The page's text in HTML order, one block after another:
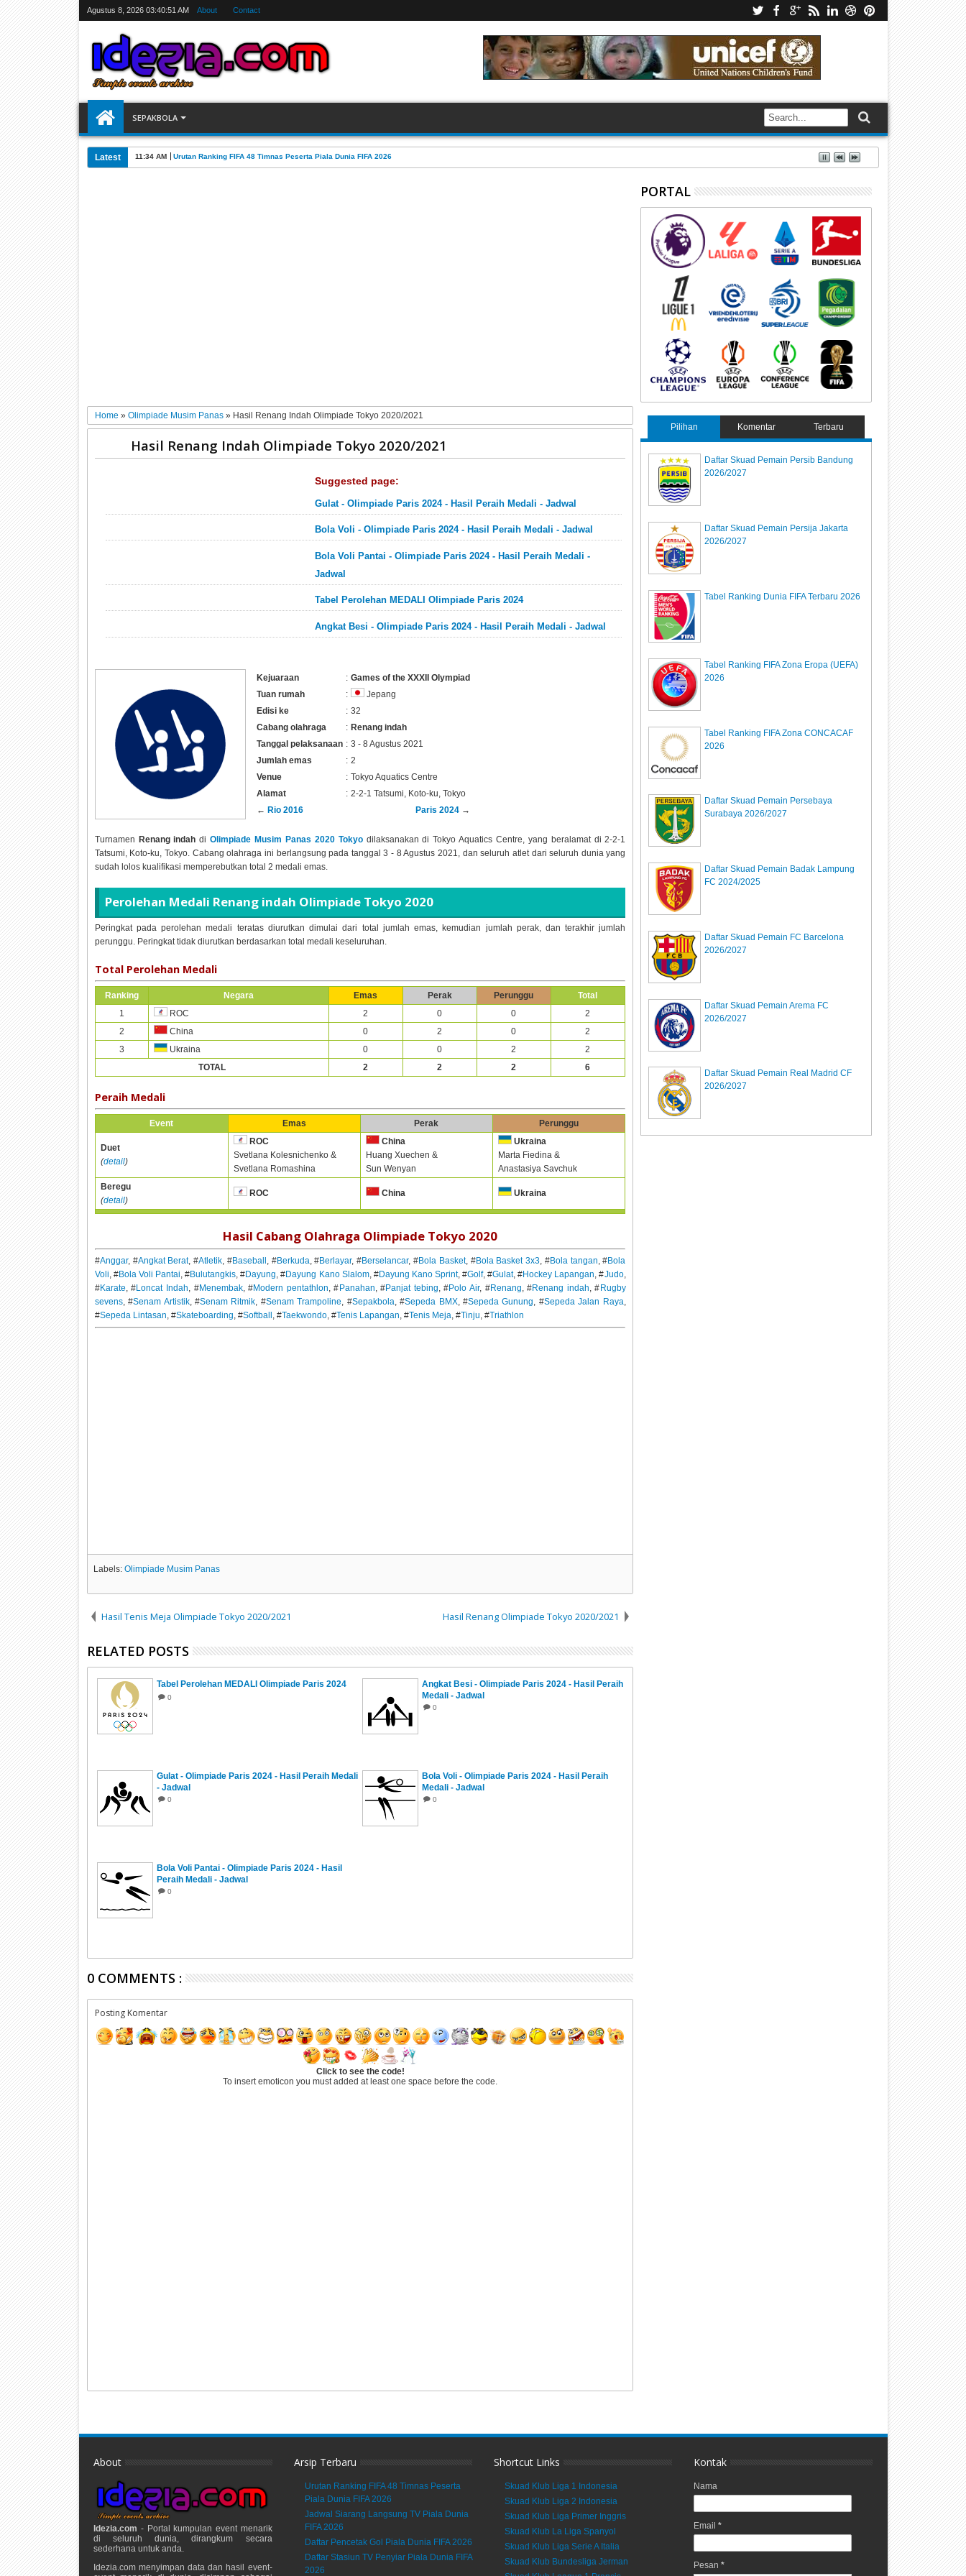
Agustus 8, 2026 03:40:52 AM About Contact
SEPAKBOLA
Latest 07:31 AM Jadwal Siarang Langsung TV Piala Dunia FIFA 2026
Home » Olimpiade Musim Panas » Hasil Renang Indah Olimpiade Tokyo 2020/2021
Hasil Renang Indah Olimpiade Tokyo 2020/2021
Suggested page:
Gulat - Olimpiade Paris 2024 - Hasil Peraih Medali - Jadwal
Bola Voli - Olimpiade Paris 2024 - Hasil Peraih Medali - Jadwal
Bola Voli Pantai - Olimpiade Paris 2024 - Hasil Peraih Medali -
Jadwal
Tabel Perolehan MEDALI Olimpiade Paris 2024
Angkat Besi - Olimpiade Paris 2024 - Hasil Peraih Medali - Jadwal
Kejuaraan : Games of the XXXII Olympiad
Tuan rumah
:
Jepang
Edisi ke
: 32
Cabang olahraga
: Renang indah
Tanggal pelaksanaan : 3 - 8 Agustus 2021
Jumlah emas
: 2
Venue
: Tokyo Aquatics Centre
Alamat
: 2-2-1 Tatsumi, Koto-ku, Tokyo
← Rio 2016 Paris 2024→
Turnamen Renang indah diOlimpiade Musim Panas 2020 Tokyodilaksanakan di Tokyo Aquatics Centre, yang beralamat di 2-2-1
Tatsumi, Koto-ku, Tokyo. Cabang olahraga ini berlangsung pada tanggal 3 - 8 Agustus 2021, dan seluruh atlet dari seluruh dunia yang
sudah lolos kualifikasi memperebutkan total 2 medali emas.
Perolehan Medali Renang indah Olimpiade Tokyo 2020
Peringkat pada perolehan medali teratas diurutkan dimulai dari total jumlah emas, kemudian jumlah perak, dan terakhir jumlah
perunggu. Peringkat tidak diurutkan berdasarkan total medali keseluruhan.
Total Perolehan Medali
Ranking Negara Emas Perak Perunggu
Total
1
ROC 2 0 0
2
2
China 0 2 0
2
3
Ukraina 0 0 2
2
TOTAL
2 2 2 6
Peraih Medali
Event Emas Perak Perunggu
Duet
(detail)
ROC
Svetlana Kolesnichenko &
Svetlana Romashina
China
Huang Xuechen &
Sun Wenyan
Ukraina
Marta Fiedina &
Anastasiya Savchuk
Beregu
(detail)
ROC China Ukraina
Hasil Cabang Olahraga Olimpiade Tokyo 2020
#Anggar, #Angkat Berat, #Atletik , #Baseball , #Berkuda , #Berlayar, #Berselancar, #Bola Basket, #Bola Basket 3x3 , #Bola tangan , #Bola
Voli , #Bola Voli Pantai , #Bulutangkis , #Dayung , #Dayung Kano Slalom, #Dayung Kano Sprint, #Golf, #Gulat, #Hockey Lapangan , #Judo,
#Karate , #Loncat Indah , #Menembak, #Modern pentathlon , #Panahan , #Panjat tebing , #Polo Air, #Renang , #Renang indah , #Rugby
sevens, #Senam Artistik, #Senam Ritmik , #Senam Trampoline , #Sepakbola , #Sepeda BMX, #Sepeda Gunung , #Sepeda Jalan Raya
#Sepeda Lintasan , #Skateboarding , #Softball , #Taekwondo, #Tenis Lapangan , #Tenis Meja , #Tinju , #Triathlon
Labels: Olimpiade Musim Panas
Hasil Tenis Meja Olimpiade Tokyo 2020/2021 Hasil Renang Olimpiade Tokyo 2020/2021
RELATED POSTS
Tabel Perolehan MEDALI Olimpiade Paris 2024
0
Angkat Besi - Olimpiade Paris 2024 - Hasil Peraih
Medali - Jadwal
0
Gulat - Olimpiade Paris 2024 - Hasil Peraih Medali
- Jadwal
0
Bola Voli - Olimpiade Paris 2024 - Hasil Peraih
Medali - Jadwal
0
Bola Voli Pantai - Olimpiade Paris 2024 - Hasil
Peraih Medali - Jadwal
0
0 COMMENTS :
Posting Komentar
Click to see the code!
To insert emoticon you must added at least one space before the code.
PORTAL
Pilihan Komentar Terbaru
Daftar Skuad Pemain Persib Bandung
2026/2027
Daftar Skuad Pemain Persija Jakarta
2026/2027
Tabel Ranking Dunia FIFA Terbaru 2026
Tabel Ranking FIFA Zona Eropa (UEFA)
2026
Tabel Ranking FIFA Zona CONCACAF
2026
Daftar Skuad Pemain Persebaya
Surabaya 2026/2027
Daftar Skuad Pemain Badak Lampung
FC 2024/2025
Daftar Skuad Pemain FC Barcelona
2026/2027
Daftar Skuad Pemain Arema FC
2026/2027
Daftar Skuad Pemain Real Madrid CF
2026/2027
About
Idezia.com - Portal kumpulan event menarik
di seluruh dunia, dirangkum secara
sederhana untuk anda.
Idezia.com menyimpan data dan hasil event-
Arsip Terbaru
Urutan Ranking FIFA 48 Timnas Peserta
Piala Dunia FIFA 2026
Jadwal Siarang Langsung TV Piala Dunia
FIFA 2026
Daftar Pencetak Gol Piala Dunia FIFA 2026
Daftar Stasiun TV Penyiar Piala Dunia FIFA
2026
Shortcut Links
Skuad Klub Liga 1 Indonesia
Skuad Klub Liga 2 Indonesia
Skuad Klub Liga Primer Inggris
Skuad Klub La Liga Spanyol
Skuad Klub Liga Serie A Italia
Skuad Klub Bundesliga Jerman
Kontak
Nama
Email*
Pesan*